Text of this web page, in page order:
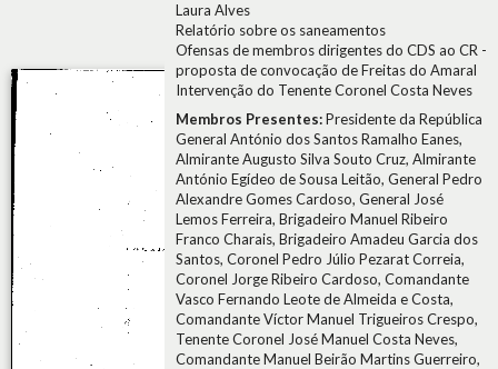
Laura Alves
Relatório sobre os saneamentos
Ofensas de membros dirigentes do CDS ao CR -
proposta de convocação de Freitas do Amaral
Intervenção do Tenente Coronel Costa Neves
Membros Presentes:Presidente da República
General António dos Santos Ramalho Eanes,
Almirante Augusto Silva Souto Cruz, Almirante
António Egídeo de Sousa Leitão, General Pedro
Alexandre Gomes Cardoso, General José
Lemos Ferreira, Brigadeiro Manuel Ribeiro
Franco Charais, Brigadeiro Amadeu Garcia dos
Santos, Coronel Pedro Júlio Pezarat Correia,
Coronel Jorge Ribeiro Cardoso, Comandante
Vasco Fernando Leote de Almeida e Costa,
Comandante Víctor Manuel Trigueiros Crespo,
Tenente Coronel José Manuel Costa Neves,
Comandante Manuel Beirão Martins Guerreiro,